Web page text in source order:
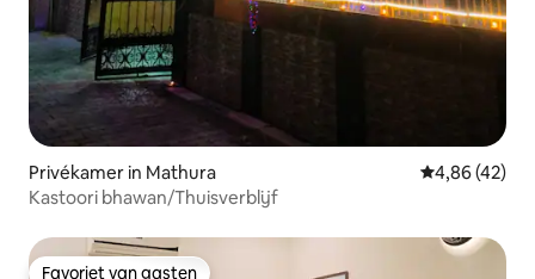
Privékamer in Mathura Gemiddelde
4,86 (42)
Kastoori bhawan/Thuisverblijf
Favoriet van gasten